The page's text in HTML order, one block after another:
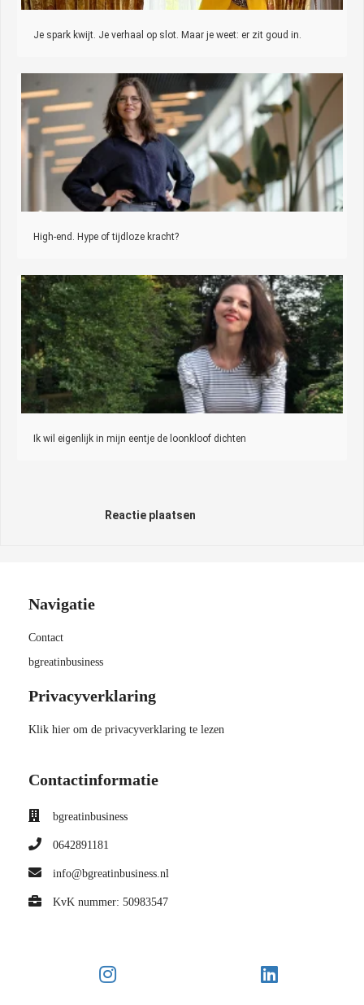
Je spark kwijt. Je verhaal op slot. Maar je weet: er zit goud in.
High-end. Hype of tijdloze kracht?
Ik wil eigenlijk in mijn eentje de loonkloof dichten
Reactie plaatsen
Navigatie
Contact
bgreatinbusiness
Privacyverklaring
Klik hier om de privacyverklaring te lezen
Contactinformatie
bgreatinbusiness
0642891181
info@bgreatinbusiness.nl
KvK nummer: 50983547